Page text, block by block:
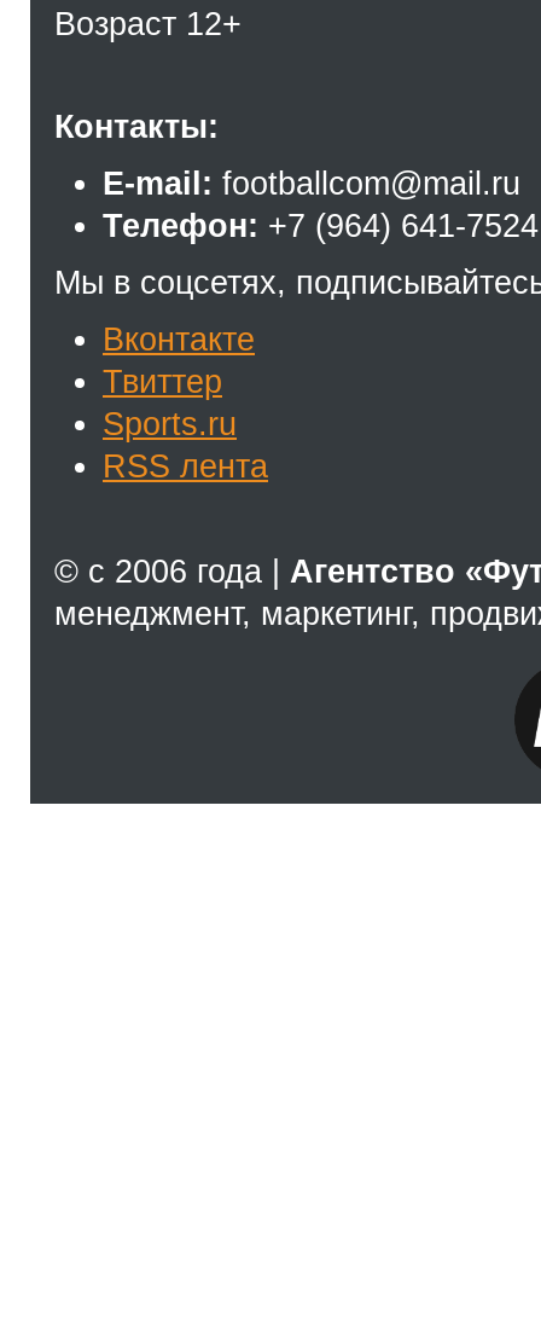
Возраст 12+
Контакты:
E-mail: footballcom@mail.ru
Телефон: +7 (964) 641-7524
Мы в соцсетях,
Вконтакте
Твиттер
Sports.ru
RSS лента
© с 2006 года | Агентство
менеджмент, маркетинг,